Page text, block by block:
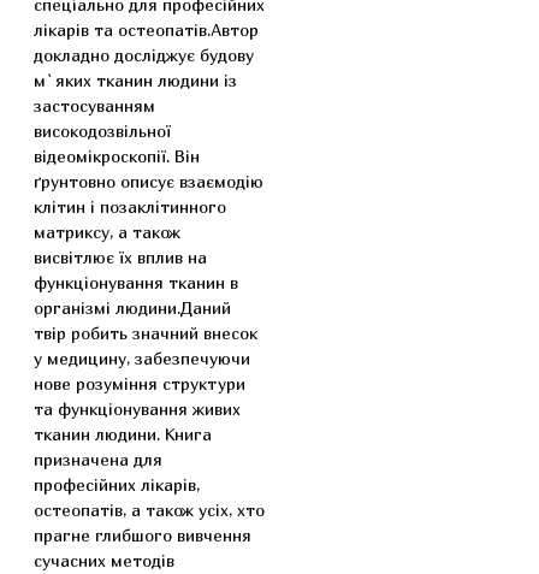
спеціально для професійних
лікарів та остеопатів.Автор
докладно досліджує будову
м`яких тканин людини із
застосуванням
високодозвільної
відеомікроскопії. Він
ґрунтовно описує взаємодію
клітин і позаклітинного
матриксу, а також
висвітлює їх вплив на
функціонування тканин в
організмі людини.Даний
твір робить значний внесок
у медицину, забезпечуючи
нове розуміння структури
та функціонування живих
тканин людини. Книга
призначена для
професійних лікарів,
остеопатів, а також усіх, хто
прагне глибшого вивчення
сучасних методів